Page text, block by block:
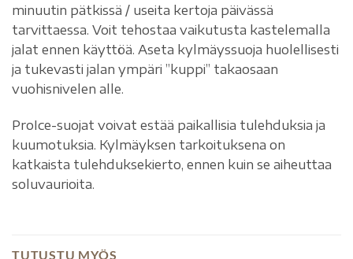
minuutin pätkissä / useita kertoja päivässä
tarvittaessa. Voit tehostaa vaikutusta kastelemalla
jalat ennen käyttöä. Aseta kylmäyssuoja huolellisesti
ja tukevasti jalan ympäri ”kuppi” takaosaan
vuohisnivelen alle.
ProIce-suojat voivat estää paikallisia tulehduksia ja
kuumotuksia. Kylmäyksen tarkoituksena on
katkaista tulehduksekierto, ennen kuin se aiheuttaa
soluvaurioita.
TUTUSTU MYÖS